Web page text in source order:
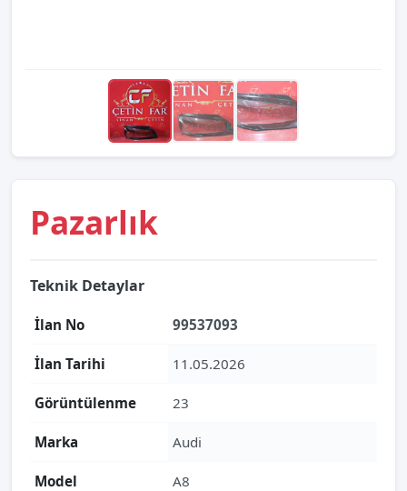
Pazarlık
Teknik Detaylar
İlan No 99537093
İlan Tarihi 11.05.2026
Görüntülenme 23
Marka Audi
Model A8